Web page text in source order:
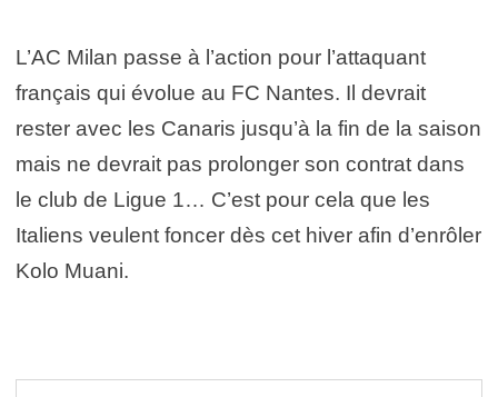
L’AC Milan passe à l’action pour l’attaquant
français qui évolue au FC Nantes. Il devrait
rester avec les Canaris jusqu’à la fin de la saison
mais ne devrait pas prolonger son contrat dans
le club de Ligue 1… C’est pour cela que les
Italiens veulent foncer dès cet hiver afin d’enrôler
Kolo Muani.